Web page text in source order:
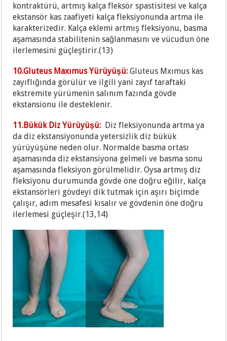
kontraktürü, artmış kalça fleksör spastisitesi ve kalça
ekstansör kas zaafiyeti kalça fleksiyonunda artma ile
karakterizedir. Kalça eklemi artmış fleksiyonu, basma
aşamasında stabilitenin sağlanmasını ve vücudun öne
ilerlemesini güçleştirir.(13)
10.Gluteus Maxımus Yürüyüşü:Gluteus Mxımus kas
zayıflığında görülür ve ilgili yani zayıf taraftaki
ekstremite yürümenin salınım fazında gövde
ekstansionu ile desteklenir.
11.Bükük Diz Yürüyüşü: Diz fleksiyonunda artma ya
da diz ekstansiyonunda yetersizlik diz bükük
yürüyüşüne neden olur. Normalde basma ortası
aşamasında diz ekstansiyona gelmeli ve basma sonu
aşamasında fleksiyon görülmelidir. Oysa artmış diz
fleksiyonu durumunda gövde öne doğru eğilir, kalça
ekstansörleri gövdeyi dik tutmak için aşırı biçimde
çalışır, adım mesafesi kısalır ve gövdenin öne doğru
ilerlemesi güçleşir.(13,14)